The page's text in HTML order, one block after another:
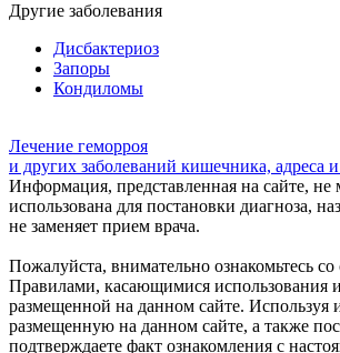
Другие заболевания
Дисбактериоз
Запоры
Кондиломы
Лечение геморроя
и других заболеваний кишечника, адреса
Информация, представленная на сайте, не
использована для постановки диагноза,
не заменяет прием врача.
Пожалуйста, внимательно ознакомьтесь
Правилами, касающимися использования
размещенной на данном сайте.
размещенную на данном сайте, а также
подтверждаете факт ознакомления с